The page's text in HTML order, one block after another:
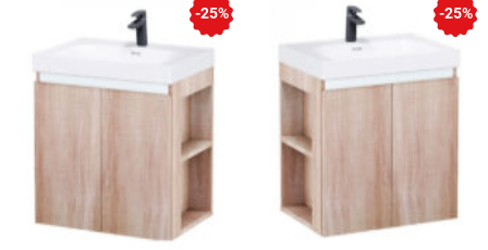
Bộ tủ chậu Samwon Bộ tủ chậu Sewo
Bộ tủ chậu INAX
Bộ tủ chậu Cappella Bộ tủ chậu Fasheng
-25% -25%